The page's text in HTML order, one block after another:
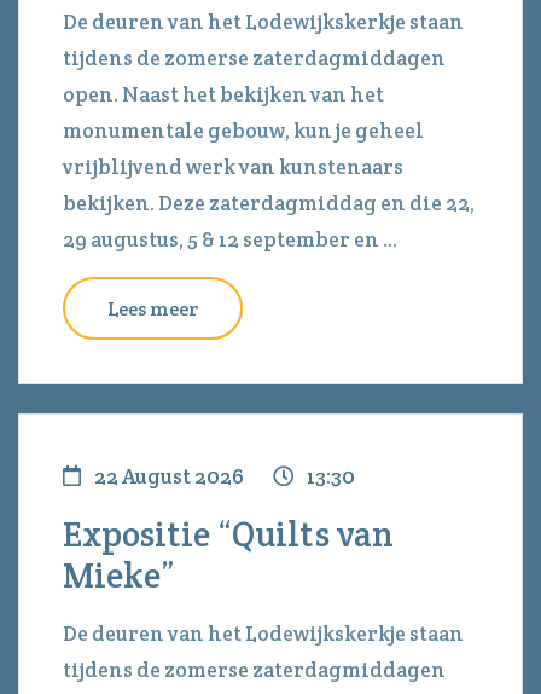
De deuren van het Lodewijkskerkje staan
tijdens de zomerse zaterdagmiddagen
open. Naast het bekijken van het
monumentale gebouw, kun je geheel
vrijblijvend werk van kunstenaars
bekijken. Deze zaterdagmiddag en die 22,
29 augustus, 5 & 12 september en ...
Lees meer
22 August 2026 13:30
Expositie “Quilts van
Mieke”
De deuren van het Lodewijkskerkje staan
tijdens de zomerse zaterdagmiddagen